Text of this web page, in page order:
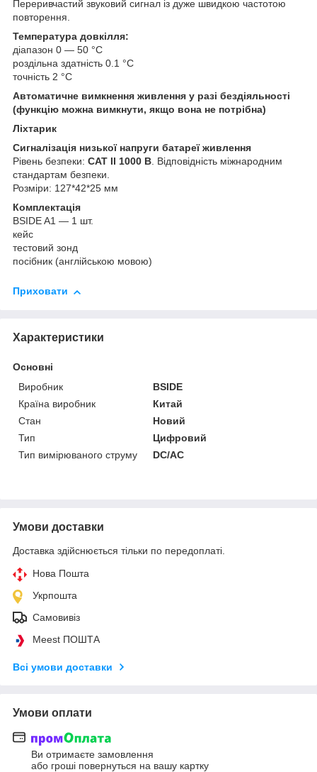
Переривчастий звуковий сигнал із дуже швидкою частотою
повторення.
Температура довкілля:
діапазон 0 — 50 °C
роздільна здатність 0.1 °C
точність 2 °C
Автоматичне вимкнення живлення у разі бездіяльності
(функцію можна вимкнути, якщо вона не потрібна)
Ліхтарик
Сигналізація низької напруги батареї живлення
Рівень безпеки: CAT II 1000 В. Відповідність міжнародним
стандартам безпеки.
Розміри: 127*42*25 мм
Комплектація
BSIDE A1 — 1 шт.
кейс
тестовий зонд
посібник (англійською мовою)
Приховати
Характеристики
Основні
Виробник
BSIDE
Країна виробник
Китай
Стан
Новий
Тип
Цифровий
Тип вимірюваного струму
DC/AC
Умови доставки
Доставка здійснюється тільки по передоплаті.
Нова Пошта
Укрпошта
Самовивіз
Meest ПОШТА
Всі умови доставки
Умови оплати
Ви отримаєте замовлення
або гроші повернуться на вашу картку